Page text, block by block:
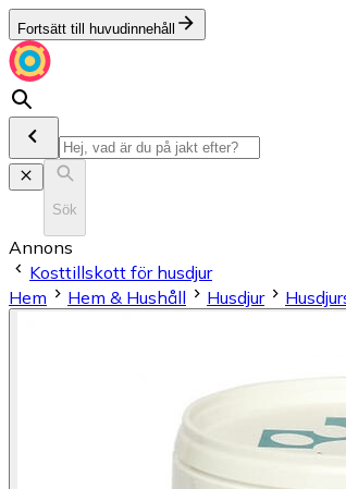
Fortsätt till huvudinnehåll
Sök
Annons
Kosttillskott för husdjur
Hem
Hem & Hushåll Husdjur